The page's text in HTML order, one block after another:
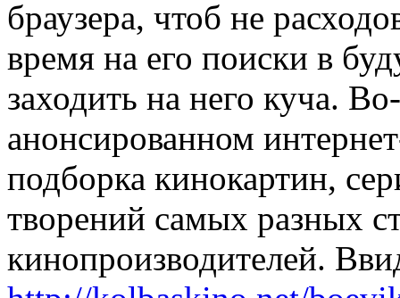
браузера, чтоб не
время на его поиски в
заходить на него куча.
анонсированном
подборка кинокартин,
творений самых разных
кинопроизводителей.